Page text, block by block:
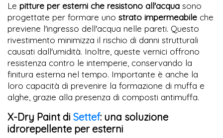
Le pitture per esterni che resistono all'acqua sono
progettate per formare uno strato impermeabile che
previene l'ingresso dell'acqua nelle pareti. Questo
rivestimento minimizza il rischio di danni strutturali
causati dall'umidità. Inoltre, queste vernici offrono
resistenza contro le intemperie, conservando la
finitura esterna nel tempo. Importante è anche la
loro capacità di prevenire la formazione di muffa e
alghe, grazie alla presenza di composti antimuffa.
X-Dry Paint di Settef: una soluzione
idrorepellente per esterni